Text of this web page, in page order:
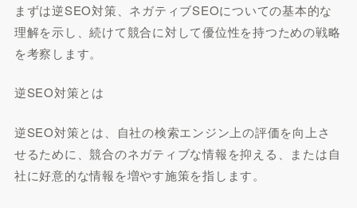
まずは逆SEO対策、ネガティブSEOについての基本的な
理解を示し、続けて競合に対して優位性を持つための戦略
を考察します。
逆SEO対策とは
逆SEO対策とは、自社の検索エンジン上の評価を向上さ
せるために、競合のネガティブな情報を抑える、または自
社に好意的な情報を増やす施策を指します。